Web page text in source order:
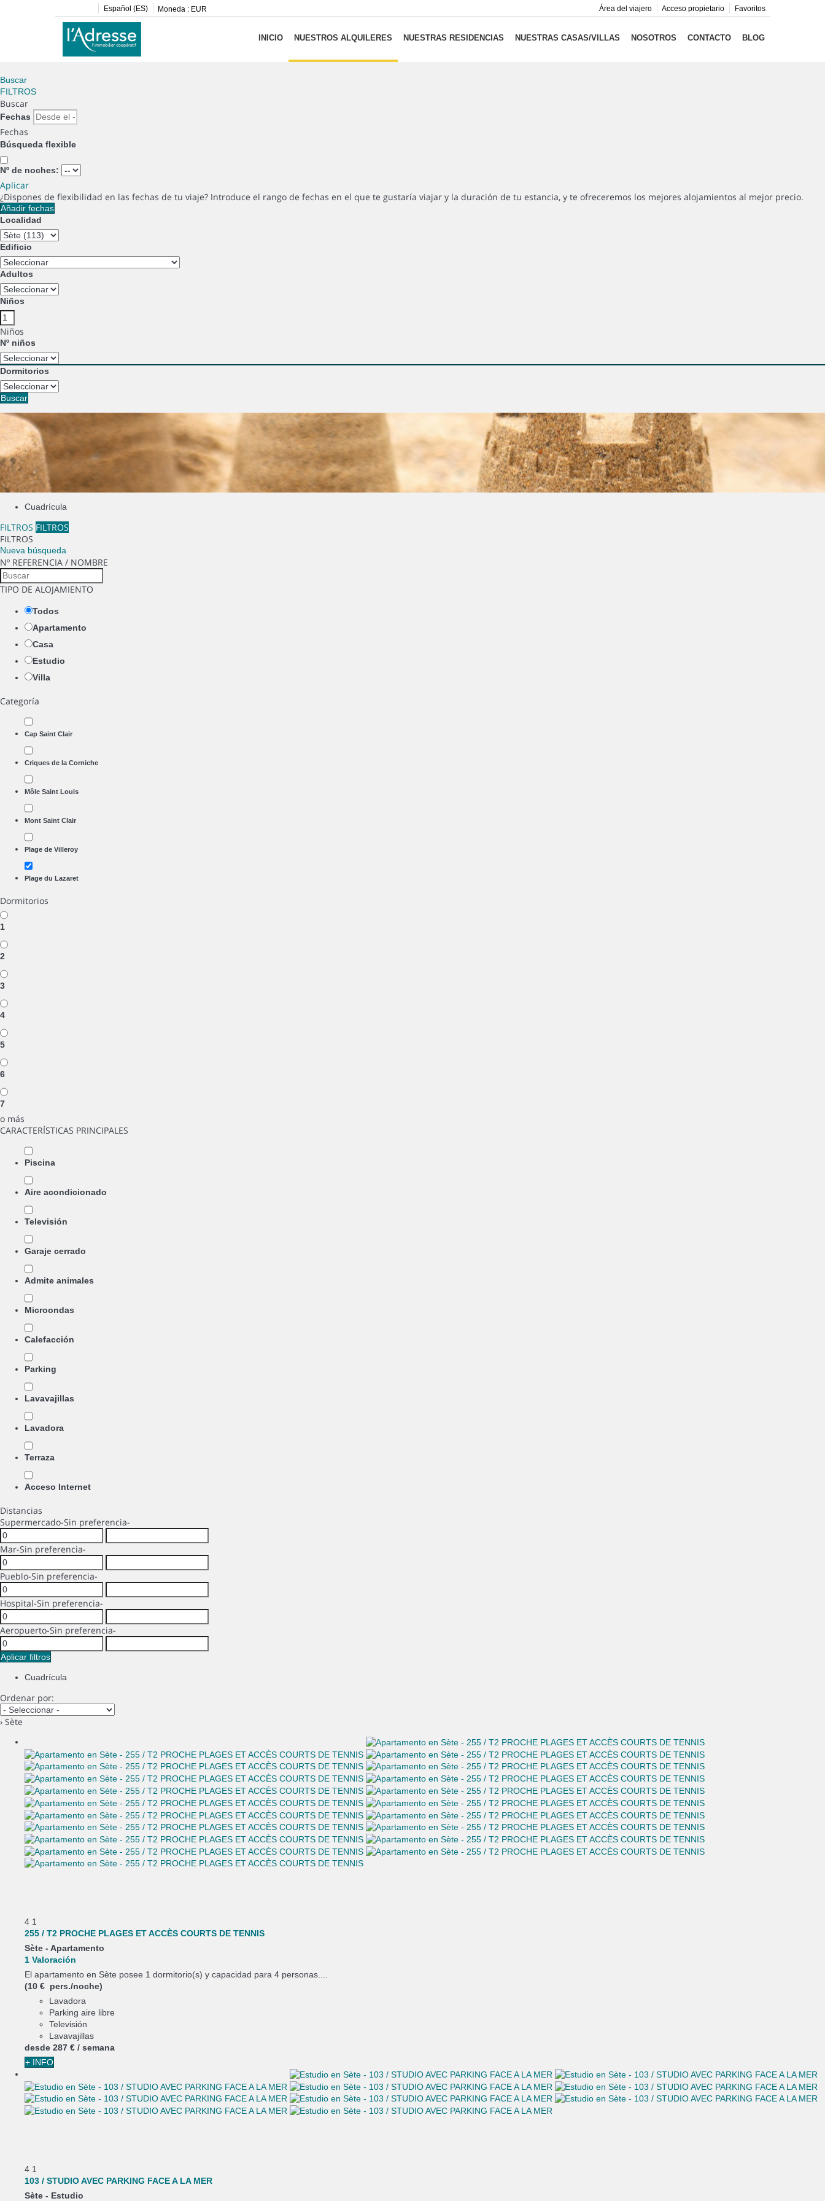
Español (ES) Moneda : EUR Favoritos
Acceso propietario
Área del viajero
INICIO NUESTROS ALQUILERES NUESTRAS RESIDENCIAS NUESTRAS CASAS/VILLAS NOSOTROS CONTACTO BLOG
Buscar
FILTROS
Buscar
Fechas
Fechas
Búsqueda flexible
Nº de noches:
Aplicar
¿Dispones de flexibilidad en las fechas de tu viaje? Introduce el rango de fechas en el que te gustaría viajar y la duración de tu estancia, y te ofreceremos los mejores alojamientos al mejor precio.
Añadir fechas
Localidad
Edificio
Adultos
Niños
Niños
Nº niños
Dormitorios
Buscar
Cuadrícula
FILTROS FILTROS
FILTROS
Nueva búsqueda
Nº REFERENCIA / NOMBRE
TIPO DE ALOJAMIENTO
Todos
Apartamento
Casa
Estudio
Villa
Categoría
Cap Saint Clair
Criques de la Corniche
Môle Saint Louis
Mont Saint Clair
Plage de Villeroy
Plage du Lazaret
Dormitorios
1
2
3
4
5
6
7
o más
CARACTERÍSTICAS PRINCIPALES
Piscina
Aire acondicionado
Televisión
Garaje cerrado
Admite animales
Microondas
Calefacción
Parking
Lavavajillas
Lavadora
Terraza
Acceso Internet
Distancias
Supermercado-Sin preferencia-
Mar-Sin preferencia-
Pueblo-Sin preferencia-
Hospital-Sin preferencia-
Aeropuerto-Sin preferencia-
Aplicar filtros
Cuadrícula
Ordenar por:
› Sète
4 1
255 / T2 PROCHE PLAGES ET ACCÈS COURTS DE TENNIS
Sète - Apartamento
1 Valoración
El apartamento en Sète posee 1 dormitorio(s) y capacidad para 4 personas....
(10 € pers./noche)
Lavadora
Parking aire libre
Televisión
Lavavajillas
desde 287 € / semana
+ INFO
4 1
103 / STUDIO AVEC PARKING FACE A LA MER
Sète - Estudio